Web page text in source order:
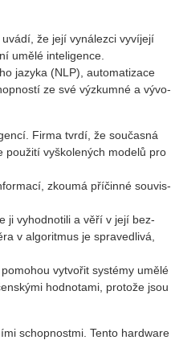
že její vy­ná­lez­ci vy­ví­je­jí
umělé in­te­li­gen­ce.
ja­zy­ka (NLP), au­to­ma­ti­za­ce
ze své vý­zkum­né a vý­vo­
Firma tvrdí, že sou­čas­ná
po­u­ži­tí vy­ško­le­ných mo­de­lů pro
zkou­má pří­čin­né sou­vis­
ji vy­hod­no­ti­li a věří v její bez­
v al­go­rit­mus je spra­ved­li­vá,
vy­tvo­řit sys­témy umělé
hod­no­ta­mi, pro­to­že jsou
schop­nost­mi. Tento hard­ware